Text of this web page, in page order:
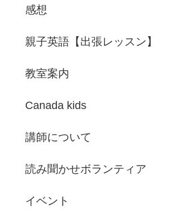
感想
親子英語【出張レッスン】
教室案内
Canada kids
講師について
読み聞かせボランティア
イベント